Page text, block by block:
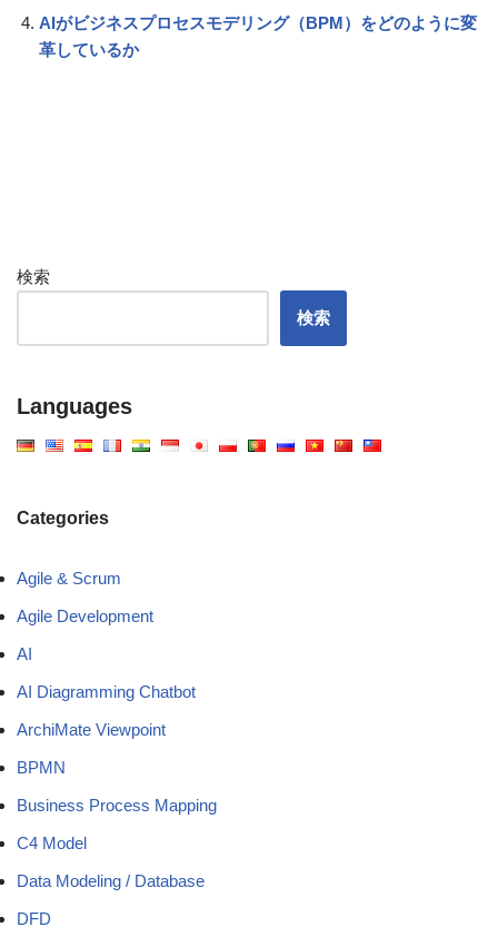
AIがビジネスプロセスモデリング（BPM）をどのように変
革しているか
検索
検索
Languages
Categories
Agile & Scrum
Agile Development
AI
AI Diagramming Chatbot
ArchiMate Viewpoint
BPMN
Business Process Mapping
C4 Model
Data Modeling / Database
DFD